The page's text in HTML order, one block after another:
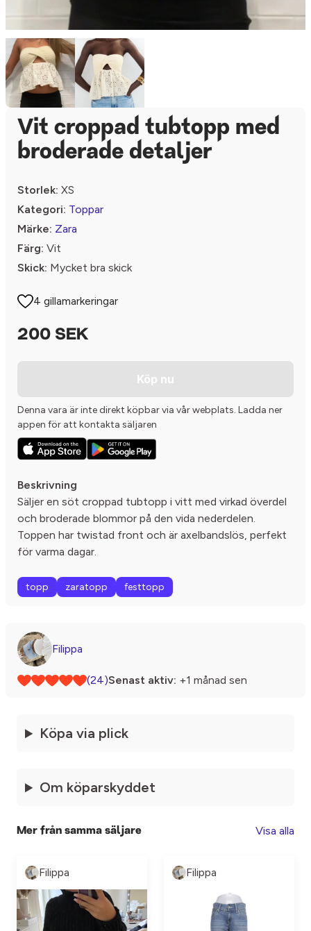
Vit croppad tubtopp med
broderade detaljer
Storlek: XS
Kategori: Toppar
Märke: Zara
Färg: Vit
Skick: Mycket bra skick
4 gillamarkeringar
200 SEK
Köp nu
Denna vara är inte direkt köpbar via vår webplats. Ladda ner
appen för att kontakta säljaren
Beskrivning
Säljer en söt croppad tubtopp i vitt med virkad överdel
och broderade blommor på den vida nederdelen.
Toppen har twistad front och är axelbandslös, perfekt
för varma dagar.
topp zaratopp festtopp
Filippa
(24)Senast aktiv: +1 månad sen
Köpa via plick
Om köparskyddet
Mer från samma säljare Visa alla
Filippa Filippa